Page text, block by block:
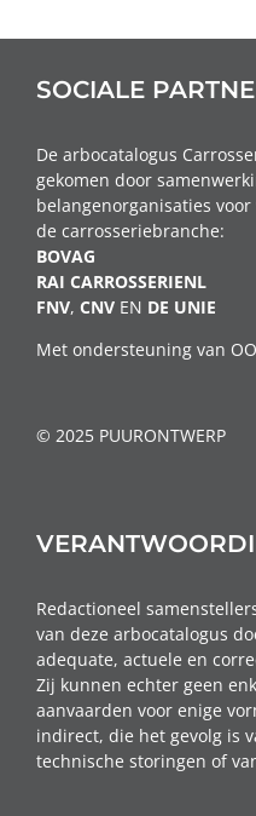
SOCIALE
De arbocatalogus
gekomen door
belangenorganisaties
de carrosseriebranche:
BOVAG
RAI CARROSSERIENL
FNV, CNV EN DE UNIE
Met ondersteuning van
© 2025 PUURONTWERP
Redactioneel
van deze arbocatalogus
adequate, actuele en
Zij kunnen echter geen
aanvaarden voor enige
indirect, die het gevolg is
technische storingen of